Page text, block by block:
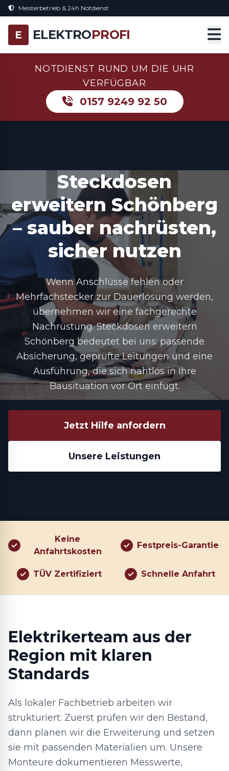
Meisterbetrieb & 24h Notdienst
E ELEKTROPROFI
NOTDIENST RUND UM DIE UHR
VERFÜGBAR
0157 9249 92 50
Steckdosen
erweitern Schönberg
– sauber nachrüsten,
sicher nutzen
Wenn Anschlüsse fehlen oder
Mehrfachstecker zur Dauerlösung werden,
übernehmen wir eine fachgerechte
Nachrüstung. Steckdosen erweitern
Schönberg bedeutet bei uns: passende
Absicherung, geprüfte Leitungen und eine
Ausführung, die sich nahtlos in Ihre
Bausituation vor Ort einfügt.
Jetzt Hilfe anfordern
Unsere Leistungen
Keine
Anfahrtskosten
Festpreis-Garantie
TÜV Zertifiziert Schnelle Anfahrt
Elektrikerteam aus der
Region mit klaren
Standards
Als lokaler Fachbetrieb arbeiten wir
strukturiert: Zuerst prüfen wir den Bestand,
dann planen wir die Erweiterung und setzen
sie mit passenden Materialien um. Unsere
Monteure dokumentieren Messwerte,